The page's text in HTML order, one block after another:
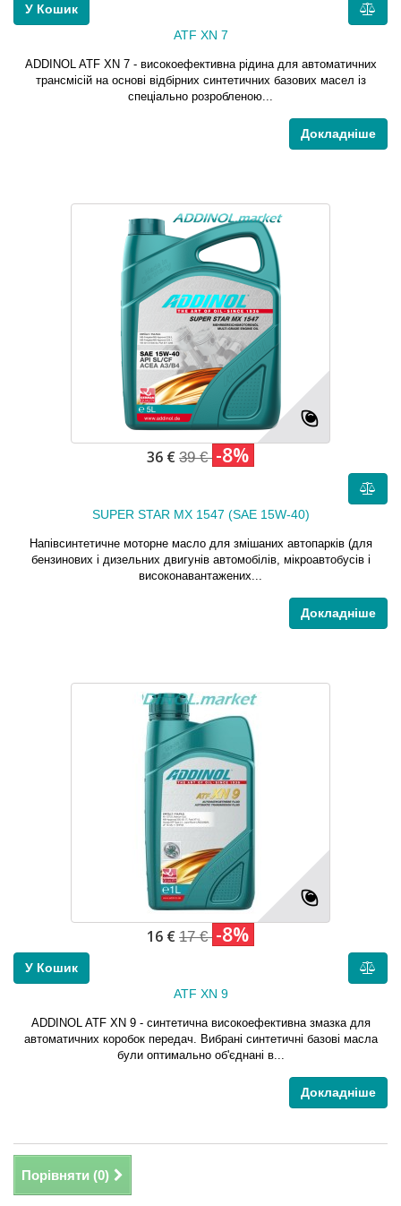
У Кошик
ATF XN 7
ADDINOL ATF XN 7 - високоефективна рідина для автоматичних
трансмісій на основі відбірних синтетичних базових масел із
спеціально розробленою...
Докладніше
36 € 39 € -8%
SUPER STAR MX 1547 (SAE 15W-40)
Напівсинтетичне моторне масло для змішаних автопарків (для
бензинових і дизельних двигунів автомобілів, мікроавтобусів і
високонавантажених...
Докладніше
16 € 17 € -8%
У Кошик
ATF XN 9
ADDINOL ATF XN 9 - синтетична високоефективна змазка для
автоматичних коробок передач. Вибрані синтетичні базові масла
були оптимально об'єднані в...
Докладніше
Порівняти (0)